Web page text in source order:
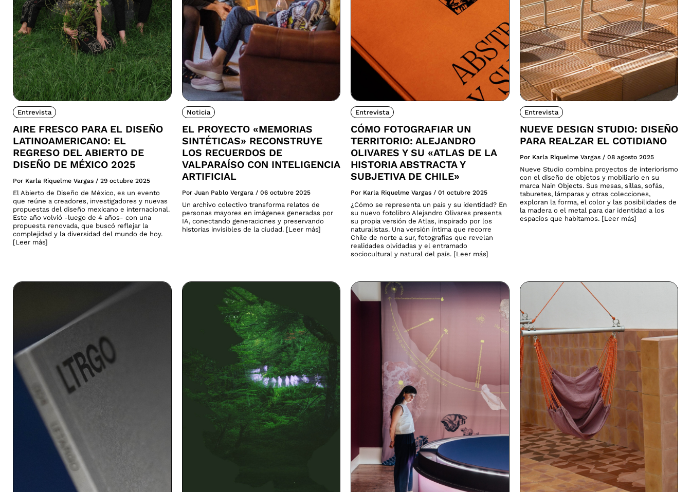
Entrevista
AIRE FRESCO PARA EL DISEÑO
LATINOAMERICANO: EL
REGRESO DEL ABIERTO DE
DISEÑO DE MÉXICO 2025
Por Karla Riquelme Vargas / 29 octubre 2025
El Abierto de Diseño de México, es un evento
que reúne a creadores, investigadores y nuevas
propuestas del diseño mexicano e internacional.
Este año volvió -luego de 4 años- con una
propuesta renovada, que buscó reflejar la
complejidad y la diversidad del mundo de hoy.
[Leer más]
Noticia
EL PROYECTO «MEMORIAS
SINTÉTICAS» RECONSTRUYE
LOS RECUERDOS DE
VALPARAÍSO CON INTELIGENCIA
ARTIFICIAL
Por Juan Pablo Vergara / 06 octubre 2025
Un archivo colectivo transforma relatos de
personas mayores en imágenes generadas por
IA, conectando generaciones y preservando
historias invisibles de la ciudad. [Leer más]
Entrevista
CÓMO FOTOGRAFIAR UN
TERRITORIO: ALEJANDRO
OLIVARES Y SU «ATLAS DE LA
HISTORIA ABSTRACTA Y
SUBJETIVA DE CHILE»
Por Karla Riquelme Vargas / 01 octubre 2025
¿Cómo se representa un país y su identidad? En
su nuevo fotolibro Alejandro Olivares presenta
su propia versión de Atlas, inspirado por los
naturalistas. Una versión íntima que recorre
Chile de norte a sur, fotografías que revelan
realidades olvidadas y el entramado
sociocultural y natural del país. [Leer más]
Entrevista
NUEVE DESIGN STUDIO: DISEÑO
PARA REALZAR EL COTIDIANO
Por Karla Riquelme Vargas / 08 agosto 2025
Nueve Studio combina proyectos de interiorismo
con el diseño de objetos y mobiliario en su
marca Nain Objects. Sus mesas, sillas, sofás,
taburetes, lámparas y otras colecciones,
exploran la forma, el color y las posibilidades de
la madera o el metal para dar identidad a los
espacios que habitamos. [Leer más]